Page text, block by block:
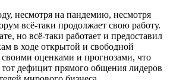
несмотря на пандемию, несмотря
всё-таки продолжает свою работу.
но всё-таки работает и предоставил
в ходе открытой и свободной
своими оценками и прогнозами, что
тот дефицит прямого общения лидеров